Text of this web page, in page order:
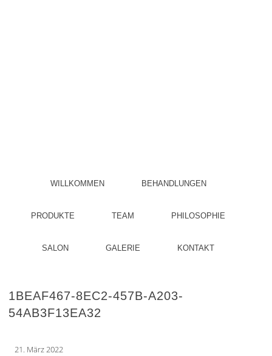
WILLKOMMEN BEHANDLUNGEN
PRODUKTE TEAM PHILOSOPHIE
SALON GALERIE KONTAKT
1BEAF467-8EC2-457B-A203-
54AB3F13EA32
21. März 2022